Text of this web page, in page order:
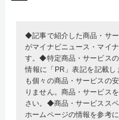
◆記事で紹介した商品・サ
がマイナビニュース・マイ
す。◆特定商品・サービス
情報に「PR」表記を記載
も個々の商品・サービスの
りません。商品・サービス
さい。◆商品・サービスス
ホームページの情報を参考